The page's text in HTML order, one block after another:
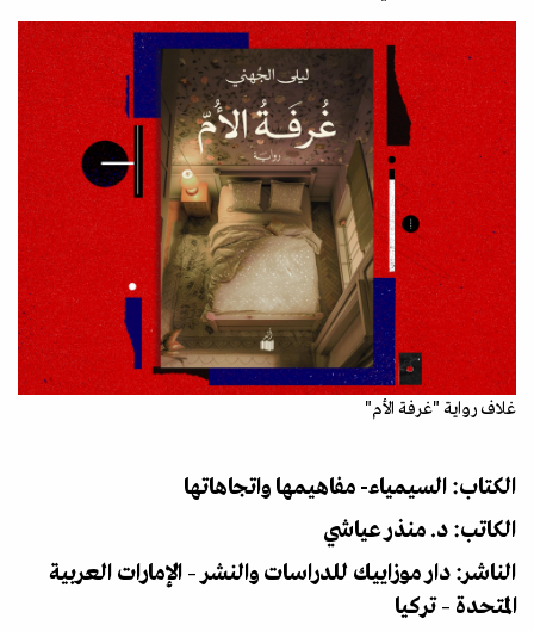
غلاف رواية "غرفة الأم"
الكتاب: السيمياء- مفاهيمها واتجاهاتها
الكاتب: د. منذر عياشي
الناشر: دار موزاييك للدراسات والنشر – الإمارات العربية
المتحدة – تركيا